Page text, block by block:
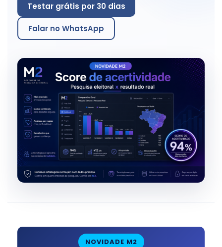
Testar grátis por 30 dias
Falar no WhatsApp
NOVIDADE M2